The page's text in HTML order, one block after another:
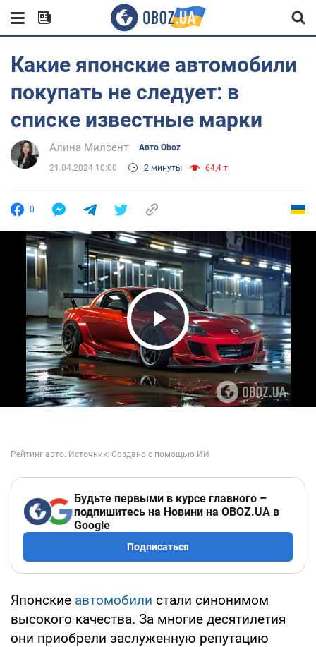
Какие японские автомобили
покупать не следует: в
списке известные марки
Алина Милсент Авто Oboz
21.04.2024 10:00 2 минуты 64,4 т.
0
Play Video
Будьте первыми в курсе главного –
подпишитесь на Новини на OBOZ.UA в
Google
Подписаться
Японские автомобили стали синонимом
высокого качества. За многие десятилетия
они приобрели заслуженную репутацию